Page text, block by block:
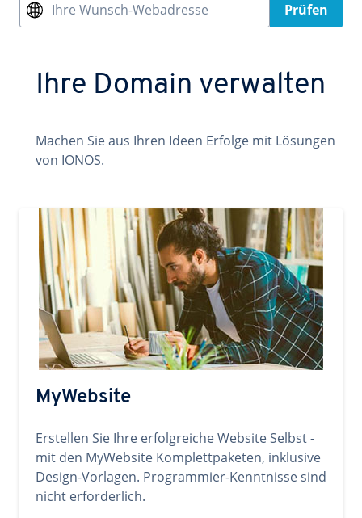
Ihre Wunsch-Webadresse Prüfen
Ihre Domain verwalten
Machen Sie aus Ihren Ideen Erfolge mit Lösungen
von IONOS.
MyWebsite
Erstellen Sie Ihre erfolgreiche Website Selbst -
mit den MyWebsite Komplettpaketen, inklusive
Design-Vorlagen. Programmier-Kenntnisse sind
nicht erforderlich.